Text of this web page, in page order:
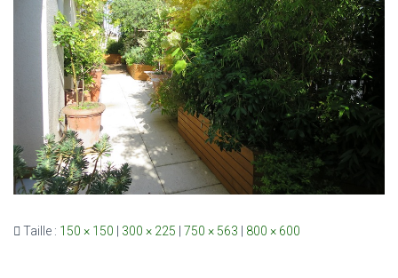
Taille : 150 × 150 | 300 × 225 | 750 × 563 | 800 × 600